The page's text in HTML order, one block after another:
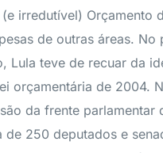
irredutível) Orçamento
de outras áreas. No
Lula teve de recuar da
orçamentária de 2004.
da frente parlamentar
de 250 deputados e